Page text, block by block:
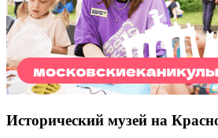
Исторический музей на